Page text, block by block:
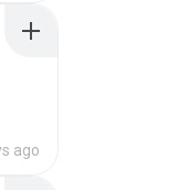
ago